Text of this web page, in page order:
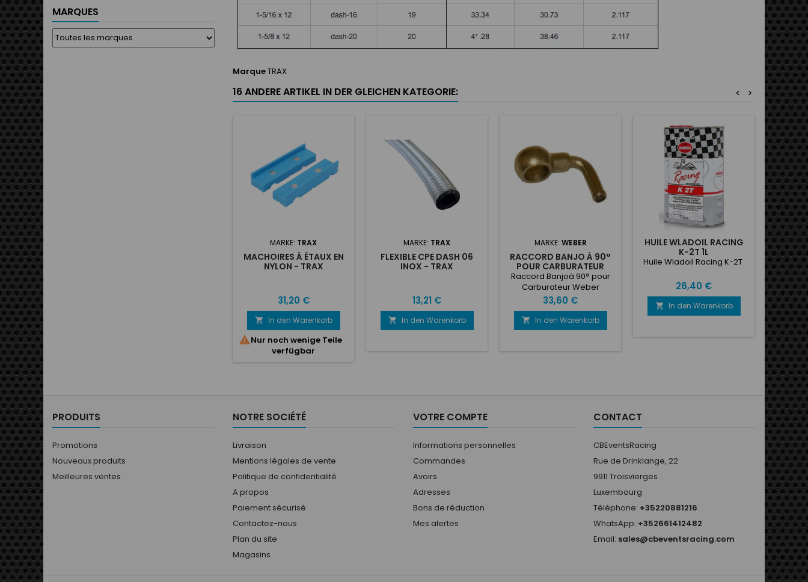
MARQUES
MarqueTRAX
16 ANDERE ARTIKEL IN DER GLEICHEN KATEGORIE: >
<
MARKE: TRAX
MACHOIRES À ÉTAUX EN
NYLON - TRAX
Preis
31,20 €
 In den Warenkorb
Nur noch wenige Teile
verfügbar
MARKE: TRAX
FLEXIBLE CPE DASH 06
INOX - TRAX
Preis
13,21 €
 In den Warenkorb
MARKE: WEBER
RACCORD BANJO À 90°
POUR CARBURATEUR
WEBER
Raccord Banjoà 90° pour
Carburateur Weber
Preis
33,60 €
 In den Warenkorb
HUILE WLADOIL RACING
K-2T 1L
Huile Wladoil Racing K-2T
Preis
26,40 €
 In den Warenkorb 
PRODUITS
Promotions
Nouveaux produits
Meilleures ventes
NOTRE SOCIÉTÉ
Livraison
Mentions légales de vente
Politique de confidentialité
A propos
Paiement sécurisé
Contactez-nous
Plan du site
Magasins
VOTRE COMPTE
Informations personnelles
Commandes
Avoirs
Adresses
Bons de réduction
Mes alertes
CONTACT
CBEventsRacing
Rue de Drinklange, 22
9911 Troisvierges
Luxembourg
Téléphone: +35220881216
WhatsApp: +352661412482
Email: sales@cbeventsracing.com